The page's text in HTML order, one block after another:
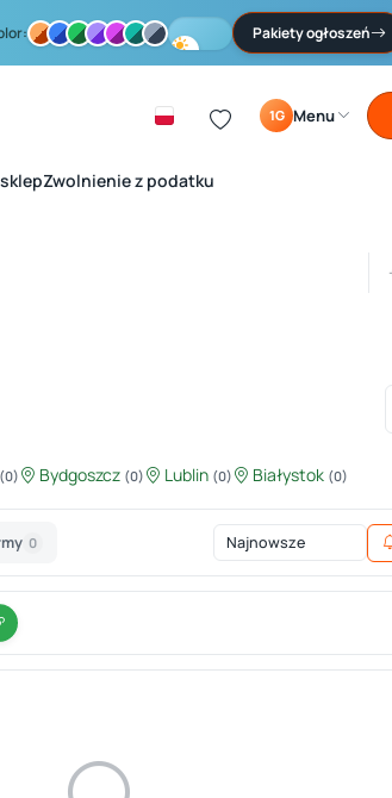
Pakiety ogłoszeń
1G Menu
Zwolnienie z podatku
(0) Bydgoszcz (0) Lublin (0) Białystok (0)
0